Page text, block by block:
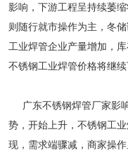
影响，下游工程呈持续萎
则随行就市操作为主，冬
工业焊管企业产量增加，
不锈钢工业焊管价格将继续
广东不锈钢焊管厂家影
势，开始上升，不锈钢工
现，需求端骤减，商家操